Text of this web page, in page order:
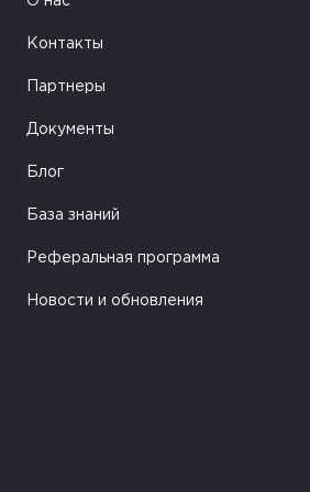
Контакты
Партнеры
Документы
Блог
База знаний
Реферальная программа
Новости и обновления